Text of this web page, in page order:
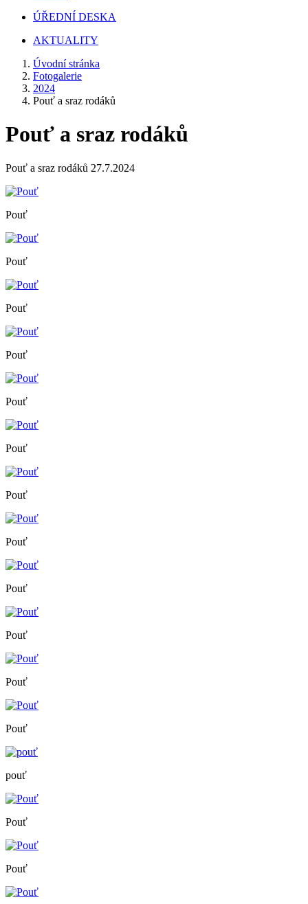
ÚŘEDNÍ DESKA
AKTUALITY
Úvodní stránka
Fotogalerie
2024
Pouť a sraz rodáků
Pouť a sraz rodáků
Pouť a sraz rodáků 27.7.2024
Pouť
Pouť
Pouť
Pouť
Pouť
Pouť
Pouť
Pouť
Pouť
Pouť
Pouť
Pouť
pouť
Pouť
Pouť